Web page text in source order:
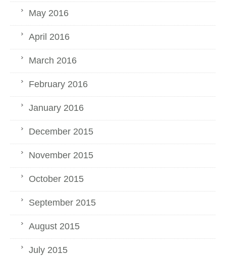
May 2016
April 2016
March 2016
February 2016
January 2016
December 2015
November 2015
October 2015
September 2015
August 2015
July 2015